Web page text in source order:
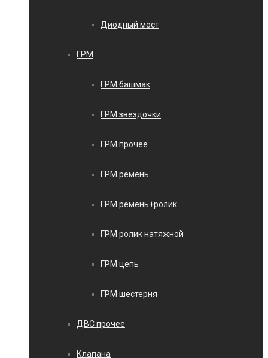
Диодный мост
ГРМ
ГРМ башмак
ГРМ звездочки
ГРМ прочее
ГРМ ремень
ГРМ ремень+ролик
ГРМ ролик натяжной
ГРМ цепь
ГРМ шестерня
ДВС прочее
Клапана